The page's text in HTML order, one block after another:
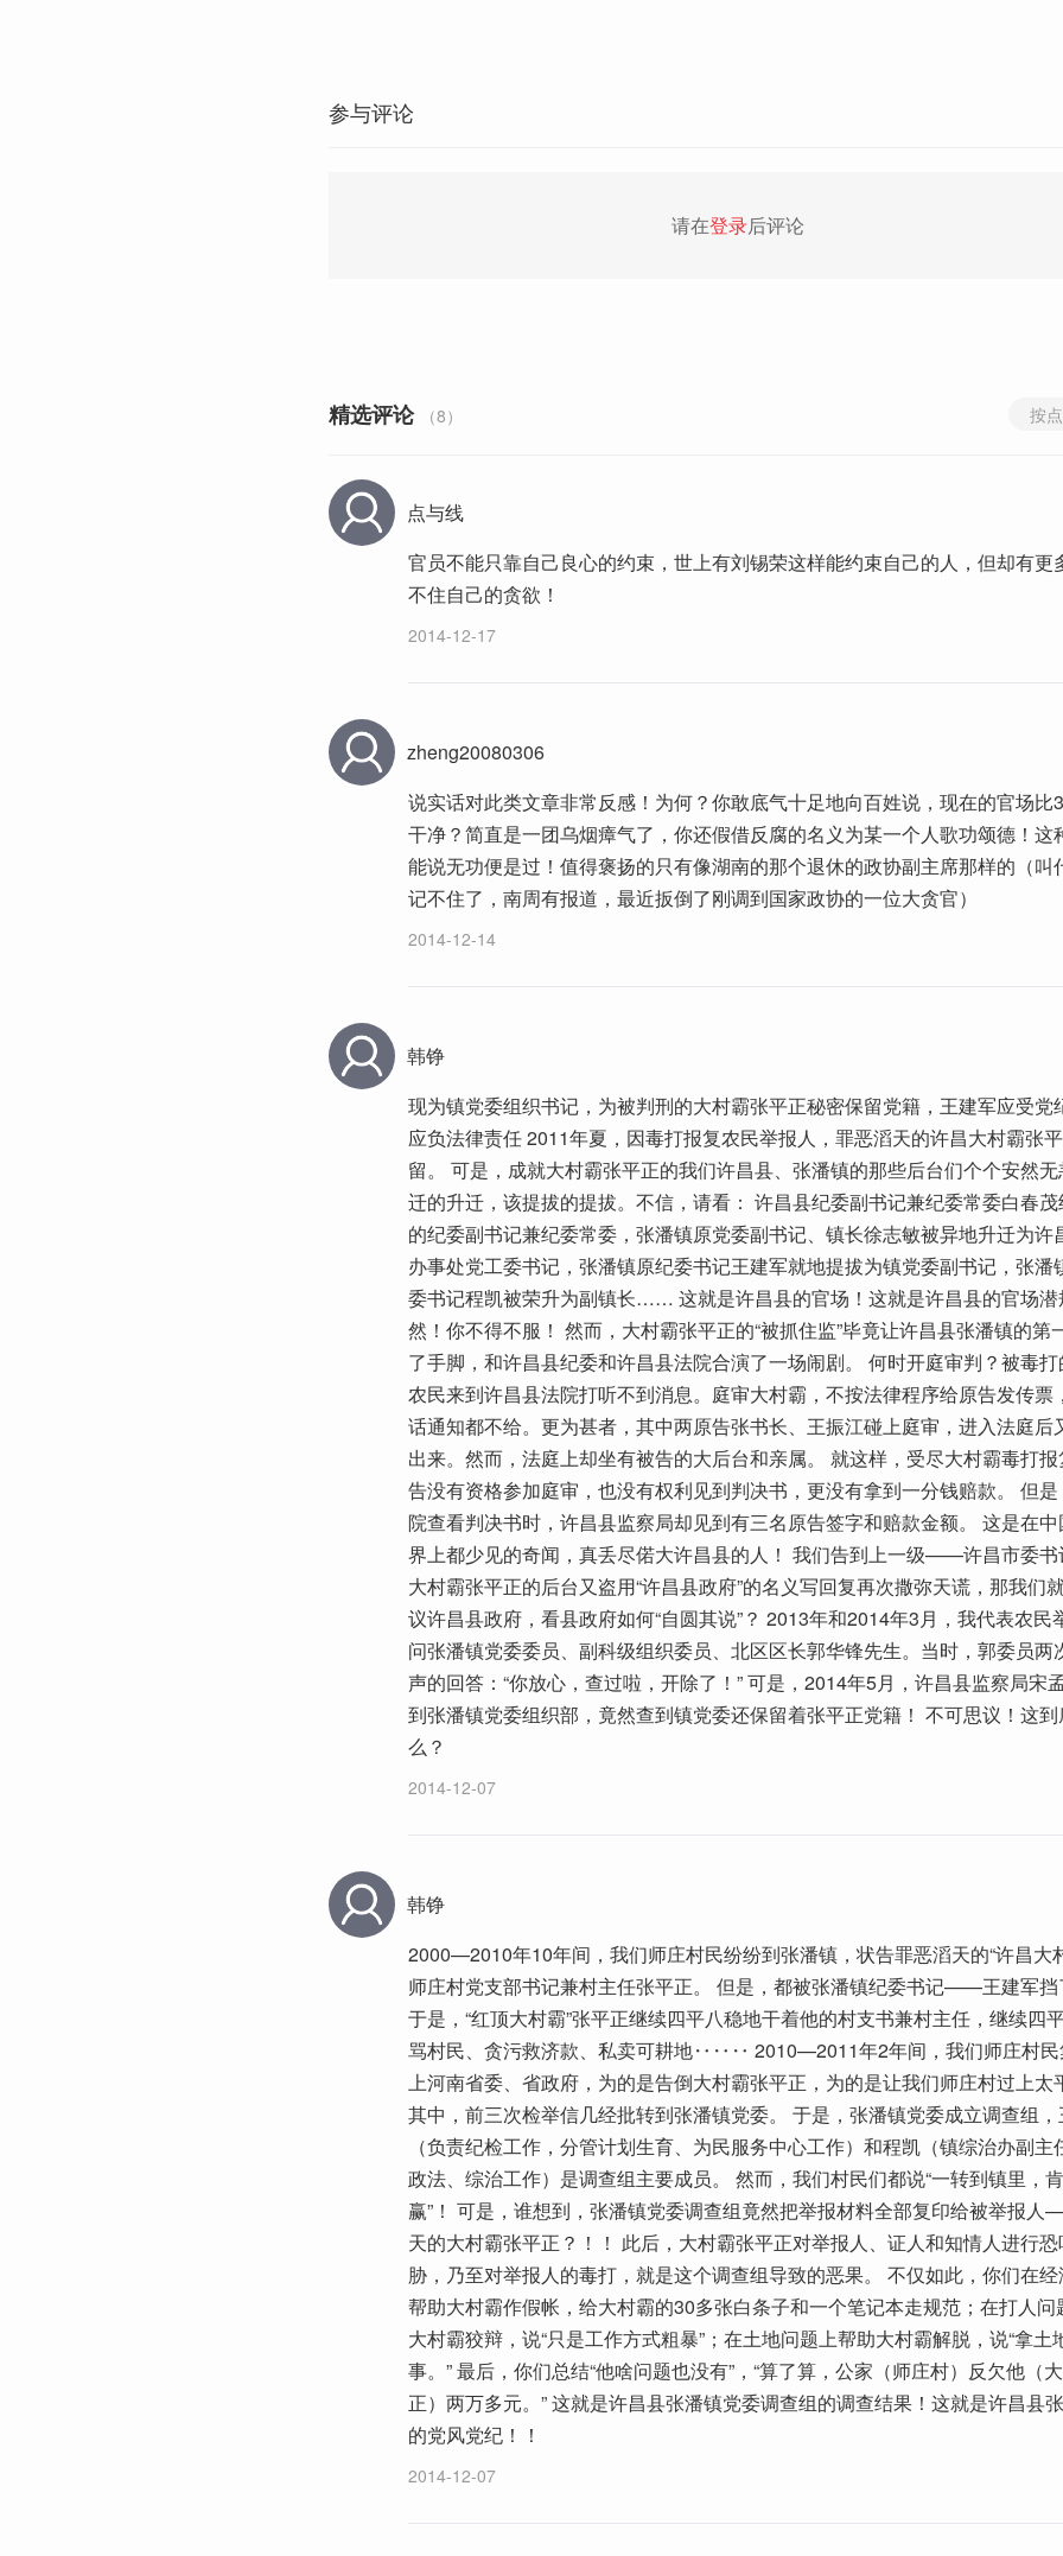
参与评论
请在登录后评论
精选评论 （8） 按
点与线
官员不能只靠自己良心的约束，世上有刘锡荣这样能约束自己的人，但却有更
不住自己的贪欲！
2014-12-17
zheng20080306
说实话对此类文章非常反感！为何？你敢底气十足地向百姓说，现在的官场比
干净？简直是一团乌烟瘴气了，你还假借反腐的名义为某一个人歌功颂德！这
能说无功便是过！值得褒扬的只有像湖南的那个退休的政协副主席那样的（叫
记不住了，南周有报道，最近扳倒了刚调到国家政协的一位大贪官）
2014-12-14
韩铮
现为镇党委组织书记，为被判刑的大村霸张平正秘密保留党籍，王建军应受党
应负法律责任 2011年夏，因毒打报复农民举报人，罪恶滔天的许昌大村霸张
留。 可是，成就大村霸张平正的我们许昌县、张潘镇的那些后台们个个安然
迁的升迁，该提拔的提拔。不信，请看： 许昌县纪委副书记兼纪委常委白春
的纪委副书记兼纪委常委，张潘镇原党委副书记、镇长徐志敏被异地升迁为许
办事处党工委书记，张潘镇原纪委书记王建军就地提拔为镇党委副书记，张潘
委书记程凯被荣升为副镇长…… 这就是许昌县的官场！这就是许昌县的官场潜
然！你不得不服！ 然而，大村霸张平正的“被抓住监”毕竟让许昌县张潘镇的第
了手脚，和许昌县纪委和许昌县法院合演了一场闹剧。 何时开庭审判？被毒
农民来到许昌县法院打听不到消息。庭审大村霸，不按法律程序给原告发传票
话通知都不给。更为甚者，其中两原告张书长、王振江碰上庭审，进入法庭后
出来。然而，法庭上却坐有被告的大后台和亲属。 就这样，受尽大村霸毒打
告没有资格参加庭审，也没有权利见到判决书，更没有拿到一分钱赔款。 但
院查看判决书时，许昌县监察局却见到有三名原告签字和赔款金额。 这是在
界上都少见的奇闻，真丢尽偌大许昌县的人！ 我们告到上一级——许昌市委书
大村霸张平正的后台又盗用“许昌县政府”的名义写回复再次撒弥天谎，那我们
议许昌县政府，看县政府如何“自圆其说”？ 2013年和2014年3月，我代表农民
问张潘镇党委委员、副科级组织委员、北区区长郭华锋先生。当时，郭委员两
声的回答：“你放心，查过啦，开除了！” 可是，2014年5月，许昌县监察局宋
到张潘镇党委组织部，竟然查到镇党委还保留着张平正党籍！ 不可思议！这
么？
2014-12-07
韩铮
2000—2010年10年间，我们师庄村民纷纷到张潘镇，状告罪恶滔天的“许昌
师庄村党支部书记兼村主任张平正。 但是，都被张潘镇纪委书记——王建军挡
于是，“红顶大村霸”张平正继续四平八稳地干着他的村支书兼村主任，继续四
骂村民、贪污救济款、私卖可耕地‥‥‥ 2010—2011年2年间，我们师庄村民
上河南省委、省政府，为的是告倒大村霸张平正，为的是让我们师庄村过上太
其中，前三次检举信几经批转到张潘镇党委。 于是，张潘镇党委成立调查组
（负责纪检工作，分管计划生育、为民服务中心工作）和程凯（镇综治办副主
政法、综治工作）是调查组主要成员。 然而，我们村民们都说“一转到镇里，
赢”！ 可是，谁想到，张潘镇党委调查组竟然把举报材料全部复印给被举报
天的大村霸张平正？！！ 此后，大村霸张平正对举报人、证人和知情人进行
胁，乃至对举报人的毒打，就是这个调查组导致的恶果。 不仅如此，你们在
帮助大村霸作假帐，给大村霸的30多张白条子和一个笔记本走规范；在打人问
大村霸狡辩，说“只是工作方式粗暴”；在土地问题上帮助大村霸解脱，说“拿土
事。” 最后，你们总结“他啥问题也没有”，“算了算，公家（师庄村）反欠他（
正）两万多元。” 这就是许昌县张潘镇党委调查组的调查结果！这就是许昌县
的党风党纪！！
2014-12-07